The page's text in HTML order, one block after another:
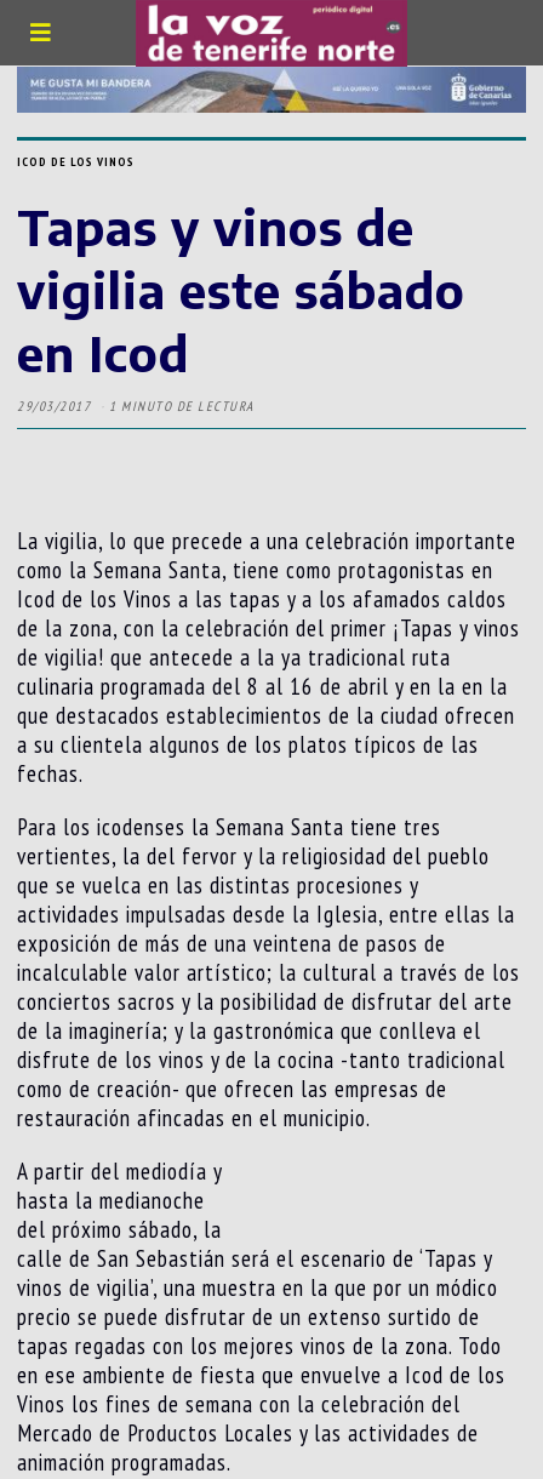
ICOD DE LOS VINOS
Tapas y vinos de
vigilia este sábado
en Icod
29/03/2017 1 MINUTO DE LECTURA
La vigilia, lo que precede a una celebración importante
como la Semana Santa, tiene como protagonistas en
Icod de los Vinos a las tapas y a los afamados caldos
de la zona, con la celebración del primer ¡Tapas y vinos
de vigilia! que antecede a la ya tradicional ruta
culinaria programada del 8 al 16 de abril y en la en la
que destacados establecimientos de la ciudad ofrecen
a su clientela algunos de los platos típicos de las
fechas.
Para los icodenses la Semana Santa tiene tres
vertientes, la del fervor y la religiosidad del pueblo
que se vuelca en las distintas procesiones y
actividades impulsadas desde la Iglesia, entre ellas la
exposición de más de una veintena de pasos de
incalculable valor artístico; la cultural a través de los
conciertos sacros y la posibilidad de disfrutar del arte
de la imaginería; y la gastronómica que conlleva el
disfrute de los vinos y de la cocina -tanto tradicional
como de creación- que ofrecen las empresas de
restauración afincadas en el municipio.
A partir del mediodía y
hasta la medianoche
del próximo sábado, la
calle de San Sebastián será el escenario de ‘Tapas y
vinos de vigilia’, una muestra en la que por un módico
precio se puede disfrutar de un extenso surtido de
tapas regadas con los mejores vinos de la zona. Todo
en ese ambiente de fiesta que envuelve a Icod de los
Vinos los fines de semana con la celebración del
Mercado de Productos Locales y las actividades de
animación programadas.